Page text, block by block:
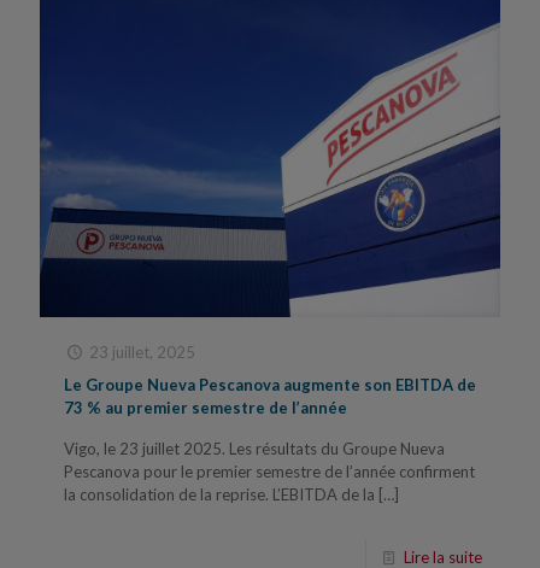
23 juillet, 2025
Le Groupe Nueva Pescanova augmente son EBITDA de
73 % au premier semestre de l’année
Vigo, le 23 juillet 2025. Les résultats du Groupe Nueva
Pescanova pour le premier semestre de l’année confirment
la consolidation de la reprise. L’EBITDA de la […]
Lire la suite